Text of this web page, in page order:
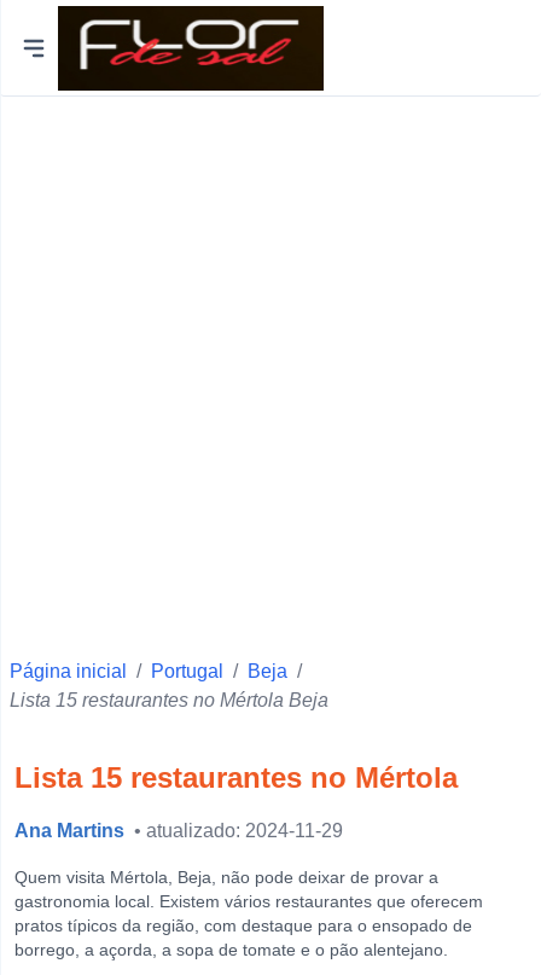
Beja
Santarém
Portalegre
Castelo Branco
Évora
Leiria
Guarda
Página inicial / Portugal / Beja /
Lista 15 restaurantes no Mértola Beja
Lista 15 restaurantes no Mértola
Ana Martins • atualizado: 2024-11-29
Quem visita Mértola, Beja, não pode deixar de provar a
gastronomia local. Existem vários restaurantes que oferecem
pratos típicos da região, com destaque para o ensopado de
borrego, a açorda, a sopa de tomate e o pão alentejano.